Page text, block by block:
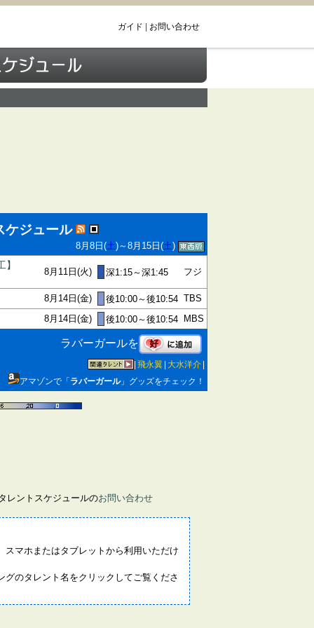
ガイド お問い合わせ
ケジュール
8月8日(土)～8月15日(土)
】
8月11日(火) 深1:15～深1:45 フジ
8月14日(金) 後10:00～後10:54 TBS
8月14日(金) 後10:00～後10:54 MBS
ラバーガールを
飛永翼 大水洋介
アマゾンで「 ラバーガール」グッズをチェック！
レントスケジュールのお問い合わせ
マホまたはタブレットから利用いただけ
グのタレント名をクリックしてご覧くださ